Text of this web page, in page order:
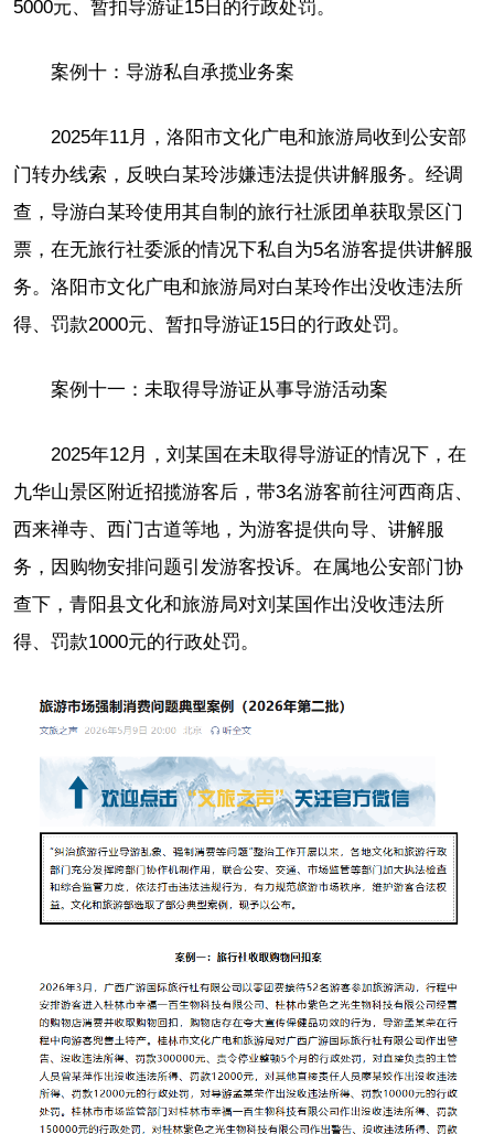
5000元、暂扣导游证15日的行政处罚。
案例十：导游私自承揽业务案
2025年11月，洛阳市文化广电和旅游局收到公安部
门转办线索，反映白某玲涉嫌违法提供讲解服务。经调
查，导游白某玲使用其自制的旅行社派团单获取景区门
票，在无旅行社委派的情况下私自为5名游客提供讲解服
务。洛阳市文化广电和旅游局对白某玲作出没收违法所
得、罚款2000元、暂扣导游证15日的行政处罚。
案例十一：未取得导游证从事导游活动案
2025年12月，刘某国在未取得导游证的情况下，在
九华山景区附近招揽游客后，带3名游客前往河西商店、
西来禅寺、西门古道等地，为游客提供向导、讲解服
务，因购物安排问题引发游客投诉。在属地公安部门协
查下，青阳县文化和旅游局对刘某国作出没收违法所
得、罚款1000元的行政处罚。